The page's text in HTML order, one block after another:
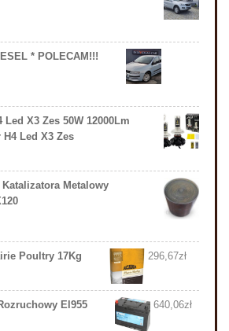
* POLECAM!!!
X3 Zes 50W 12000Lm
Led X3 Zes
Metalowy
Poultry 17Kg 296,67zł
El955 640,06zł